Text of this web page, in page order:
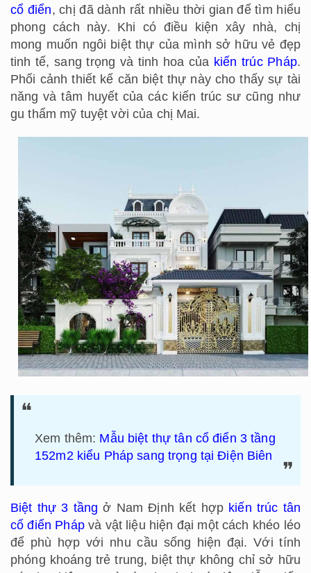
cổ điển, chị đã dành rất nhiều thời gian để tìm hiểu
phong cách này. Khi có điều kiện xây nhà, chị
mong muốn ngôi biệt thự của mình sở hữu vẻ đẹp
tinh tế, sang trọng và tinh hoa của kiến trúc Pháp.
Phối cảnh thiết kế căn biệt thự này cho thấy sự tài
năng và tâm huyết của các kiến trúc sư cũng như
gu thẩm mỹ tuyệt vời của chị Mai.
Xem thêm: Mẫu biệt thự tân cổ điển 3 tầng
152m2 kiểu Pháp sang trọng tại Điện Biên
Biệt thự 3 tầng ở Nam Định kết hợp kiến trúc tân
cổ điển Phápvà vật liệu hiện đại một cách khéo léo
để phù hợp với nhu cầu sống hiện đại. Với tính
phóng khoáng trẻ trung, biệt thự không chỉ sở hữu